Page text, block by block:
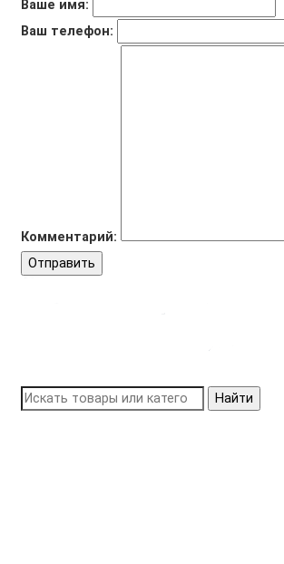
Ваше имя:
Ваш телефон:
Комментарий:
Отправить
Найти